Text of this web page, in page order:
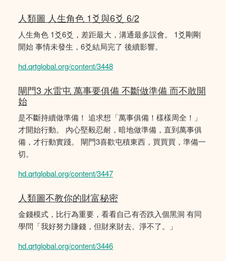
人類圖 人生角色 1爻與6爻 6/2
人生角色 1爻6爻，差距最大，溝通最多誤會。 1爻剛剛
開始 事情未發生，6爻結局完了 後續影響。
hd.qrtglobal.org/content/3448
閘門3 水雷屯 萬事要俱備 不斷做準備 而不敢開
始
是不斷持續做準備！ 追求想「萬事俱備！樣樣周全！」
才開始行動。 內心堅毅忍耐，暗地做準備，直到萬事俱
備，才行動實踐。 閘門3喜歡屯積東西，買買買，準備一
切。
hd.qrtglobal.org/content/3447
人類圖不教你的財富秘密
金錢模式，比行為重要，看看自己有否跌入個黑洞 有同
學問「我好努力賺錢，但財來財去。淨不了。」
hd.qrtglobal.org/content/3446